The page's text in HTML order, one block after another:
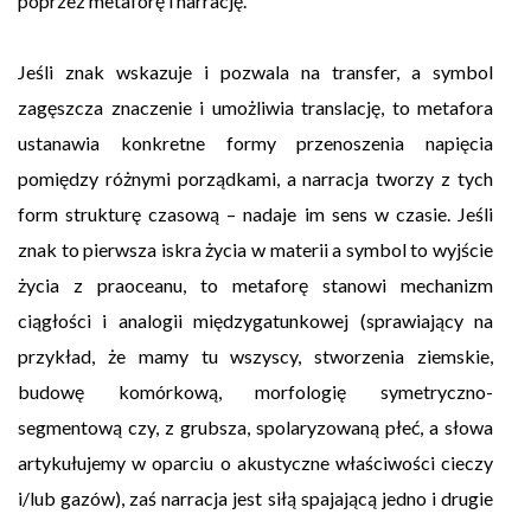
Jeśli znak wskazuje i pozwala na transfer, a symbol
zagęszcza znaczenie i umożliwia translację, to metafora
ustanawia konkretne formy przenoszenia napięcia
pomiędzy różnymi porządkami, a narracja tworzy z tych
form strukturę czasową – nadaje im sens w czasie. Jeśli
znak to pierwsza iskra życia w materii a symbol to wyjście
życia z praoceanu, to metaforę stanowi mechanizm
ciągłości i analogii międzygatunkowej (sprawiający na
przykład, że mamy tu wszyscy, stworzenia ziemskie,
budowę komórkową, morfologię symetryczno-
segmentową czy, z grubsza, spolaryzowaną płeć, a słowa
artykułujemy w oparciu o akustyczne właściwości cieczy
i/lub gazów), zaś narracja jest siłą spajającą jedno i drugie